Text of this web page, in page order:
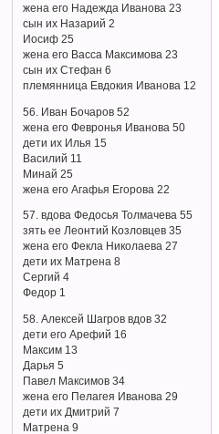
жена его Надежда Иванова 23
сын их Назарий 2
Иосиф 25
жена его Васса Максимова 23
сын их Стефан 6
племянница Евдокия Иванова 12
56. Иван Бочаров 52
жена его Февронья Иванова 50
дети их Илья 15
Василий 11
Минай 25
жена его Агафья Егорова 22
57. вдова Федосья Толмачева 55
зять ее Леонтий Козловцев 35
жена его Фекла Николаева 27
дети их Матрена 8
Сергий 4
Федор 1
58. Алексей Шагров вдов 32
дети его Арефий 16
Максим 13
Дарья 5
Павел Максимов 34
жена его Пелагея Иванова 29
дети их Дмитрий 7
Матрена 9